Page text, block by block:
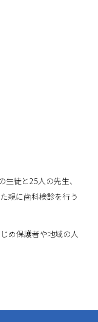
徒と25人の先生、
親に歯科検診を行う
め保護者や地域の人